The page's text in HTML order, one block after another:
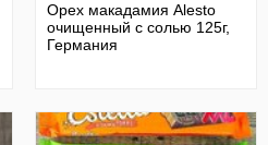
Орех макадамия Alesto
очищенный с солью 125г,
Германия